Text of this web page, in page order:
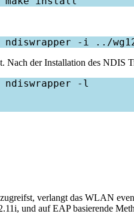
der Installation des NDIS
ndiswrapper -l
verlangt das WLAN
und auf EAP basierende